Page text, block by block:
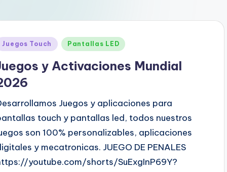
Juegos Touch Pantallas LED
y Activaciones Mundial
Juegos y aplicaciones para
touch y pantallas led, todos nuestros
son 100% personalizables, aplicaciones
y mecatronicas. JUEGO DE PENALES
youtube.com/shorts/SuExgInP69Y?